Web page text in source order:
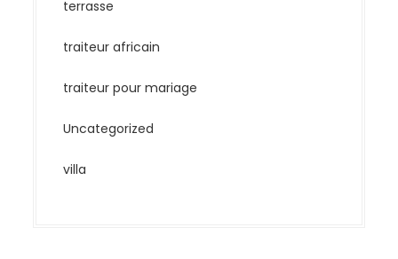
terrasse
traiteur africain
traiteur pour mariage
Uncategorized
villa